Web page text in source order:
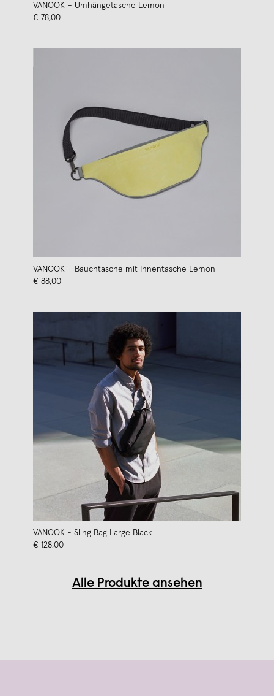
VANOOK – Umhängetasche Lemon
€ 78,00
VANOOK – Bauchtasche mit Innentasche Lemon
€ 88,00
VANOOK - Sling Bag Large Black
€ 128,00
Alle Produkte ansehen